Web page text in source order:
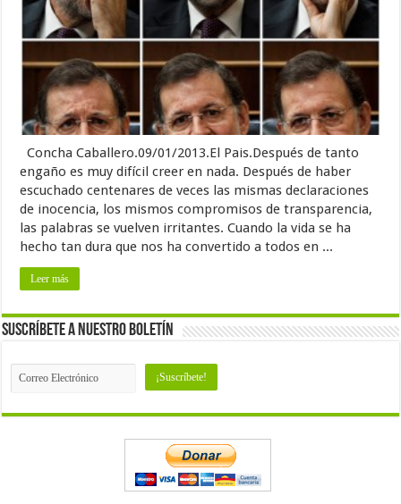
Concha Caballero.09/01/2013.El Pais.Después de tanto
engaño es muy difícil creer en nada. Después de haber
escuchado centenares de veces las mismas declaraciones
de inocencia, los mismos compromisos de transparencia,
las palabras se vuelven irritantes. Cuando la vida se ha
hecho tan dura que nos ha convertido a todos en ...
Leer más
Suscríbete a nuestro Boletín